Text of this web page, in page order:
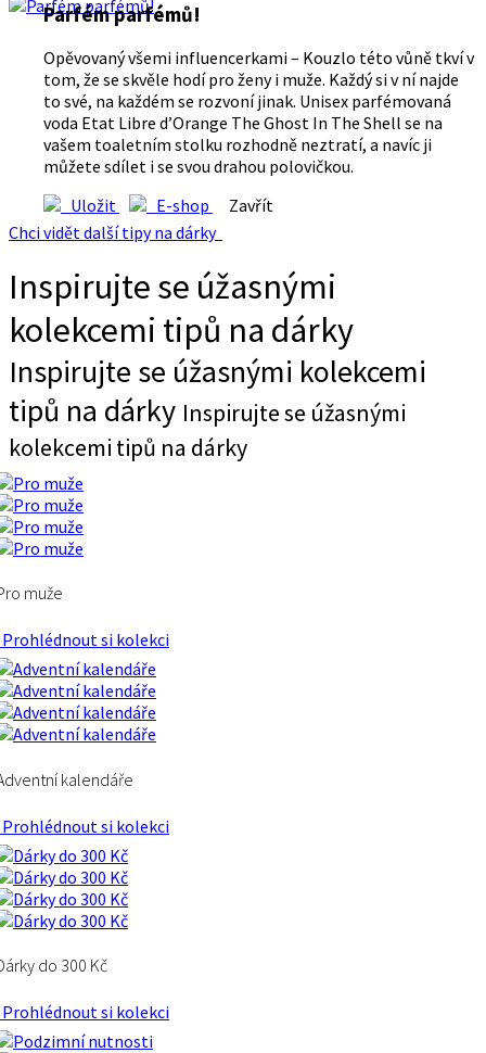
Parfém parfémů!
Opěvovaný všemi influencerkami – Kouzlo této vůně tkví v
tom, že se skvěle hodí pro ženy i muže. Každý si v ní najde
to své, na každém se rozvoní jinak. Unisex parfémovaná
voda Etat Libre d’Orange The Ghost In The Shell se na
vašem toaletním stolku rozhodně neztratí, a navíc ji
můžete sdílet i se svou drahou polovičkou.
Uložit
E-shop
Zavřít
Chci vidět další tipy na dárky
Inspirujte se úžasnými
kolekcemi tipů na dárky
Inspirujte se úžasnými kolekcemi
tipů na dárky Inspirujte se úžasnými
kolekcemi tipů na dárky
muže
si kolekci
kalendáře
si kolekci
do 300 Kč
si kolekci